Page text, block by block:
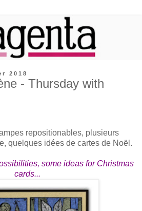
2018
- Thursday with
repositionables, plusieurs
quelques idées de cartes de Noël.
some ideas for Christmas
cards...